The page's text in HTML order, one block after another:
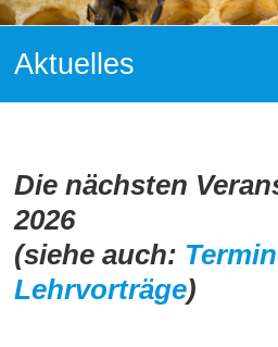
–
1868
Aktuelles
Die nächsten
2026
(siehe auch:
Lehrvorträge)